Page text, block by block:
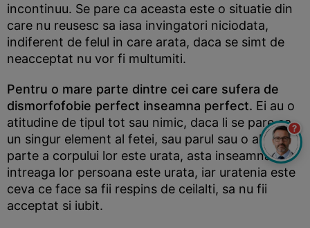
incontinuu. Se pare ca aceasta este o situatie din
care nu reusesc sa iasa invingatori niciodata,
indiferent de felul in care arata, daca se simt de
neacceptat nu vor fi multumiti.
Pentru o mare parte dintre cei care sufera de
dismorfofobie perfect inseamna perfect. Ei au o
atitudine de tipul tot sau nimic, daca li se pare ca
un singur element al fetei, sau parul sau o alta
parte a corpului lor este urata, asta inseamna ca
intreaga lor persoana este urata, iar uratenia este
ceva ce face sa fii respins de ceilalti, sa nu fii
acceptat si iubit.
?